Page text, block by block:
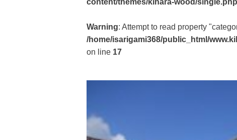
content/themes/kihara-wood/single.php
Warning: Attempt to read property
/home/isarigami368/public_html/
on line 17